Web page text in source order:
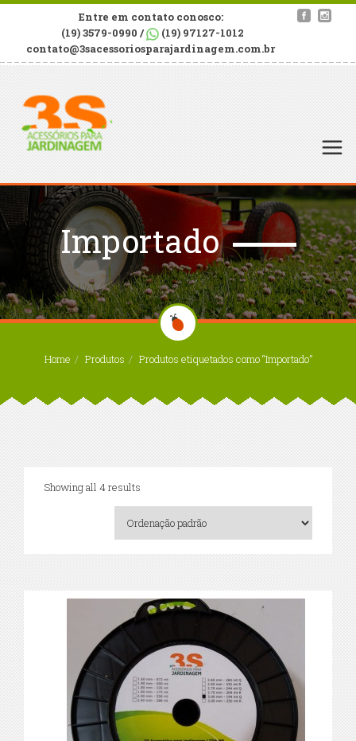
Entre em contato conosco:
(19) 3579-0990 /
(19) 97127-1012
contato@3sacessoriosparajardinagem.com.br
Importado
Home Produtos Produtos etiquetados como “Importado”
Showing all 4 results